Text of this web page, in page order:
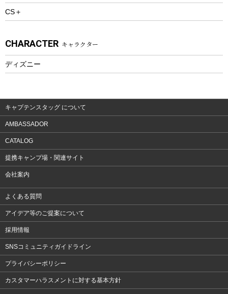
ウェルネス
ウェア、タオル
ウェア
CS＋
CHARACTER キャラクター
ディズニー
キャプテンスタッグ について
AMBASSADOR
CATALOG
提携キャンプ場・関連サイト
会社案内
よくある質問
アイデア等のご提案について
採用情報
SNSコミュニティガイドライン
プライバシーポリシー
カスタマーハラスメントに対する基本方針